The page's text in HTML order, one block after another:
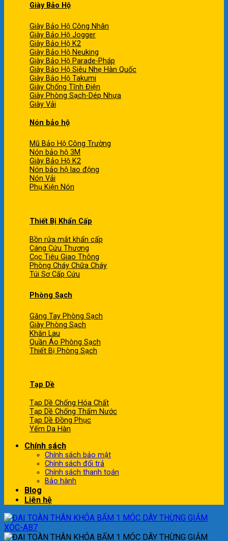
Giày Bảo Hộ
Giày Bảo Hộ Công Nhân
Giày Bảo Hộ Jogger
Giày Bảo Hộ K2
Giày Bảo Hộ Neuking
Giày Bảo Hộ Parade-Pháp
Giày Bảo Hộ Siêu Nhẹ Hàn Quốc
Giày Bảo Hộ Takumi
Giày Chống Tĩnh Điện
Giày Phòng Sạch-Dép Nhựa
Giày Vải
Nón bảo hộ
Mũ Bảo Hộ Công Trường
Nón bảo hộ 3M
Giày Bảo Hộ K2
Nón bảo hộ lao động
Nón Vải
Phụ Kiện Nón
Thiết Bị Khẩn Cấp
Bồn rửa mắt khẩn cấp
Cáng Cứu Thương
Cọc Tiêu Giao Thông
Phòng Cháy Chữa Cháy
Túi Sơ Cấp Cứu
Phòng Sạch
Găng Tay Phòng Sạch
Giày Phòng Sạch
Khăn Lau
Quần Áo Phòng Sạch
Thiết Bị Phòng Sạch
Tạp Dề
Tạp Dề Chống Hóa Chất
Tạp Dề Chống Thấm Nước
Tạp Dề Đồng Phục
Yếm Da Hàn
Chính sách
Chính sách bảo mật
Chính sách đổi trả
Chính sách thanh toán
Bảo hành
Blog
Liên hệ